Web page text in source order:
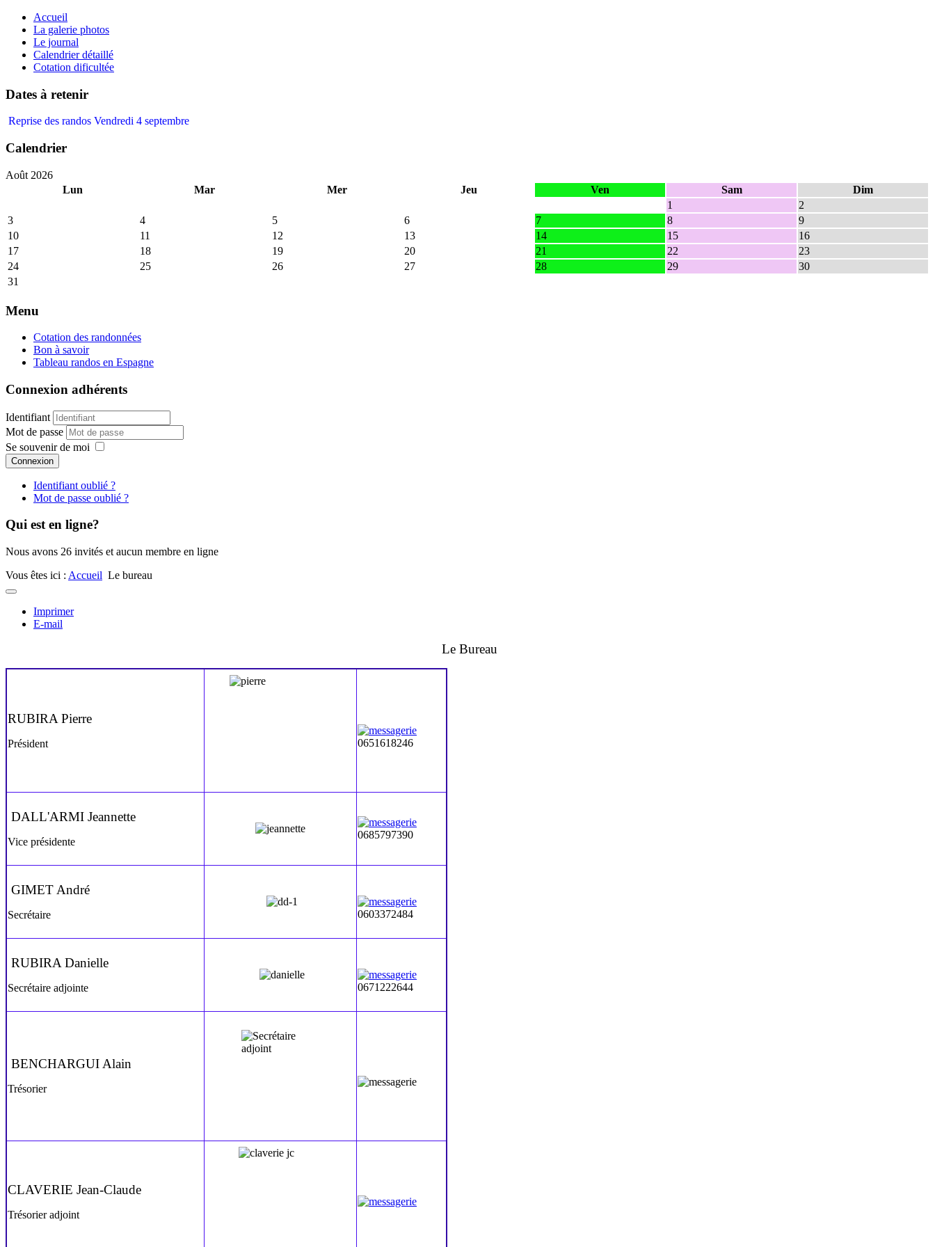
Accueil
La galerie photos
Le journal
Calendrier détaillé
Cotation dificultée
Dates à retenir
Reprise des randos Vendredi 4 septembre
Calendrier
précédente
précédent
suivante
suivant
Août 2026
Lun
Mar Mer Jeu Ven Sam
Dim
1
2
3
4 5 6 7 8
9
10
11 12 13 14 15
16
17
18 19 20 21 22
23
24
25 26 27 28 29
30
31
Menu
Cotation des randonnées
Bon à savoir
Tableau randos en Espagne
Connexion adhérents
Identifiant
Mot de passe
Se souvenir de moi
Connexion
Identifiant oublié ?
Mot de passe oublié ?
Qui est en ligne?
Nous avons 26 invités et aucun membre en ligne
Vous êtes ici : Accueil Le bureau
Imprimer
E-mail
Le Bureau
RUBIRA Pierre
Président 0651618246
DALL'ARMI Jeannette
Vice présidente
0685797390
GIMET André
Secrétaire 0603372484
RUBIRA Danielle
Secrétaire adjointe 0671222644
BENCHARGUI Alain
Trésorier
CLAVERIE Jean-Claude
Trésorier adjoint